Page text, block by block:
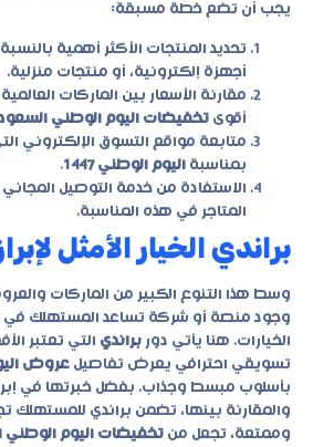
يجب أن تضع خطة مسبقة:
تحديد المنتجات الأكثر أهمية
أجهزة إلكترونية، أو منتجات منزلية.
مقارنة الأسعار بين الماركات
أقوى تخفيضات اليوم الوطني السعودي
متابعة مواقع التسوق الإلكتروني
بمناسبة اليوم الوطني 1447
.
الاستفادة من خدمة التوصيل
المتاجر في هذه المناسبة.
براندي الخيار الأمثل
وسط هذا التنوع الكبير من الماركات
وجود منصة أو شركة تساعد المستهلك في
الخيارات. هنا يأتي دور براندي التي تعتبر
تسويقي احترافي يعرض تفاصيل عروض
بأسلوب مبسط وجذاب. بفضل خبرتها في إبراز
والمقارنة بينها، تضمن براندي للمستهلك
وممتعة، تجعل من تخفيضات اليوم الوطني